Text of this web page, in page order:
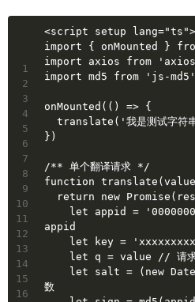
1
2
3
4
5
6
7
8
9
10
11
12
13
14
15
16
<script setup lang="ts">
import { onMounted }
import axios from
import md5 from 'js-md5'
onMounted(() => {
translate('我是测试字符
})
/** 单个翻译请求 */
function
return new
appid
let key =
let q = value // 请
数